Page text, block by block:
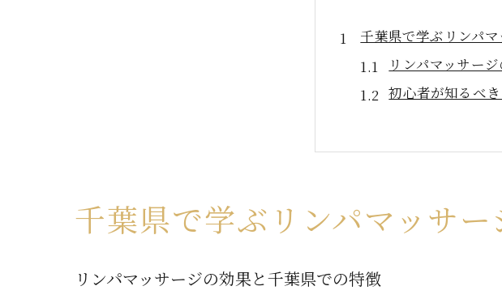
千葉県で学ぶリンパ
リンパマッサー
初心者が知るべ
むくみや疲労に
リンパマッサー
リンパマッサージの
リンパマッサー
千葉県で学ぶリンパマッサー
リンパマッサージの効果と千葉県での特徴